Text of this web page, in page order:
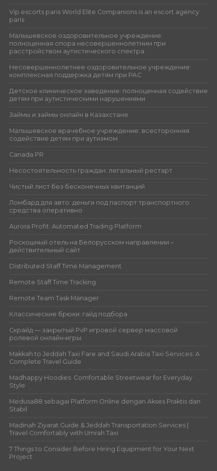
Vip escorts paris World Elite Companions is an escort agency
paris
Малышевское оздоровительное учреждение:
полноценная опора несовершеннолетним при
расстройством аутистического спектра
Несовершеннолетнее оздоровительное учреждение:
комплексная поддержка детям при РАС
Детское клиническое заведение: полноценная содействие
детям при аутистическими нарушениями
Займы и займы онлайн в Казахстане
Малышевское врачебное учреждение: всесторонняя
содействие детям при аутизмом
Canada PR
Несостоятельность граждан: легальный рестарт
Чистый лист без бесконечных квитанций
Ломбард для авто: деньги под паспорт транспортного
средства оперативно
Aurora Profit: Automated Trading Platform
Роскошный отель на Белорусском направлении –
действительный сайт
Distributed Staff Time Management
Remote Staff Time Tracking
Remote Team Task Manager
Классические брюки: гайд подбора
Скрайд — закрытый PvP игровой сервер массовой
ролевой онлайн‑игры
Makkah to Jeddah Taxi Fare and Saudi Arabia Taxi Services: A
Complete Travel Guide
Madhappy Hoodies: Comfortable Streetwear for Everyday
Style
Medusa88 sebagai Platform Online dengan Akses Praktis dan
Stabil
Madinah Ziyarat Guide & Jeddah Transportation Services |
Travel Comfortably with Umrah Taxi
7 Things to Consider Before Hiring Equipment for Your Next
Project